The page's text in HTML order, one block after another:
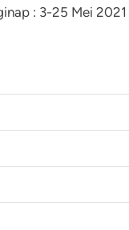
: 3-25 Mei 2021